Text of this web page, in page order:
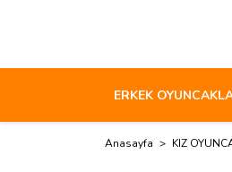
ERKEK
Anasayfa KIZ